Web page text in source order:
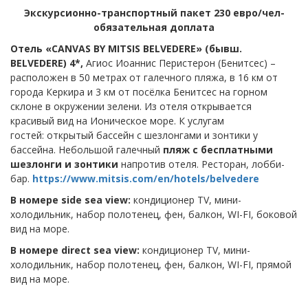
Экскурсионно-транспортный пакет 230 евро/чел-
обязательная доплата
Отель «CANVAS BY MITSIS BELVEDERE» (бывш.
BELVEDERE) 4*, Агиос Иоаннис Перистерон (Бенитсес) –
расположен в 50 метрах от галечного пляжа, в 16 км от
города Керкира и 3 км от посёлка Бенитсес на горном
склоне в окружении зелени. Из отеля открывается
красивый вид на Ионическое море. К услугам
гостей: открытый бассейн с шезлонгами и зонтики у
бассейна. Небольшой галечный пляж с бесплатными
шезлонги и зонтики напротив отеля. Ресторан, лобби-
бар. https://www.mitsis.com/en/hotels/belvedere
В номере side sea view: кондиционер TV, мини-
холодильник, набор полотенец, фен, балкон, WI-FI, боковой
вид на море.
В номере direct sea view: кондиционер TV, мини-
холодильник, набор полотенец, фен, балкон, WI-FI, прямой
вид на море.